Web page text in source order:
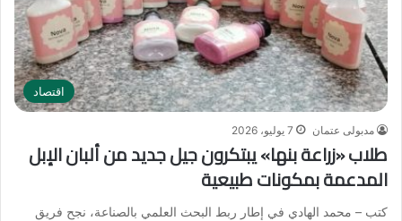
اقتصاد
مدبولى عتمان 7 يوليو، 2026
طلاب «زراعة بنها» يبتكرون جيل جديد من ألبان الإبل
المدعمة بمكونات طبيعية
كتب – محمد الهادي في إطار ربط البحث العلمي بالصناعة، نجح فريق